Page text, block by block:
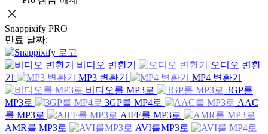
Snappixify PRO
만료 날짜:
비디오 변환기
오디오 변환
기
MP3 변환기
MP4 변환기
비디오를 MP3로
3GP를
MP3로
3GP를 MP4로
AAC
를 MP3로
AIFF를 MP3로
AMR를 MP3로
AVI를MP3로